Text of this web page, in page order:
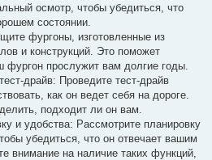
осмотр, чтобы убедиться, что
состоянии.
фургоны, изготовленные из
и конструкций. Это поможет
фургон прослужит вам долгие годы.
драйв: Проведите тест-драйв
как он ведет себя на дороге.
подходит ли он вам.
и удобства: Рассмотрите планировку
убедиться, что он отвечает вашим
внимание на наличие таких функций,